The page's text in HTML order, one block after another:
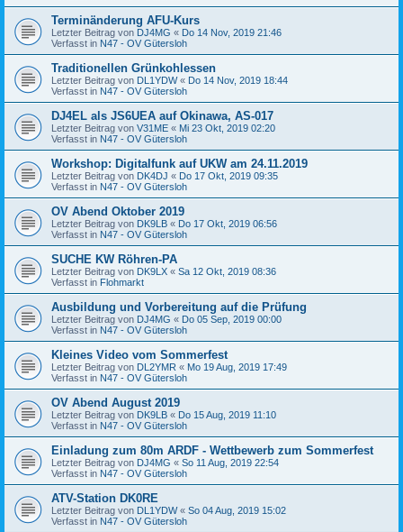
Terminänderung AFU-Kurs
Letzter Beitrag von DJ4MG « Do 14 Nov, 2019 21:46
Verfasst in N47 - OV Gütersloh
Traditionellen Grünkohlessen
Letzter Beitrag von DL1YDW« Do 14 Nov, 2019 18:44
Verfasst in N47 - OV Gütersloh
DJ4EL als JS6UEA auf Okinawa, AS-017
Letzter Beitrag von V31ME « Mi 23 Okt, 2019 02:20
Verfasst in N47 - OV Gütersloh
Workshop: Digitalfunk auf UKW am 24.11.2019
Letzter Beitrag von DK4DJ « Do 17 Okt, 2019 09:35
Verfasst in N47 - OV Gütersloh
OV Abend Oktober 2019
Letzter Beitrag von DK9LB « Do 17 Okt, 2019 06:56
Verfasst in N47 - OV Gütersloh
SUCHE KW Röhren-PA
Letzter Beitrag von DK9LX « Sa 12 Okt, 2019 08:36
Verfasst in Flohmarkt
Ausbildung und Vorbereitung auf die Prüfung
Letzter Beitrag von DJ4MG « Do 05 Sep, 2019 00:00
Verfasst in N47 - OV Gütersloh
Kleines Video vom Sommerfest
Letzter Beitrag von DL2YMR « Mo 19 Aug, 2019 17:49
Verfasst in N47 - OV Gütersloh
OV Abend August 2019
Letzter Beitrag von DK9LB « Do 15 Aug, 2019 11:10
Verfasst in N47 - OV Gütersloh
Einladung zum 80m ARDF - Wettbewerb zum Sommerfest
Letzter Beitrag von DJ4MG « So 11 Aug, 2019 22:54
Verfasst in N47 - OV Gütersloh
ATV-Station DK0RE
Letzter Beitrag von DL1YDW« So 04 Aug, 2019 15:02
Verfasst in N47 - OV Gütersloh